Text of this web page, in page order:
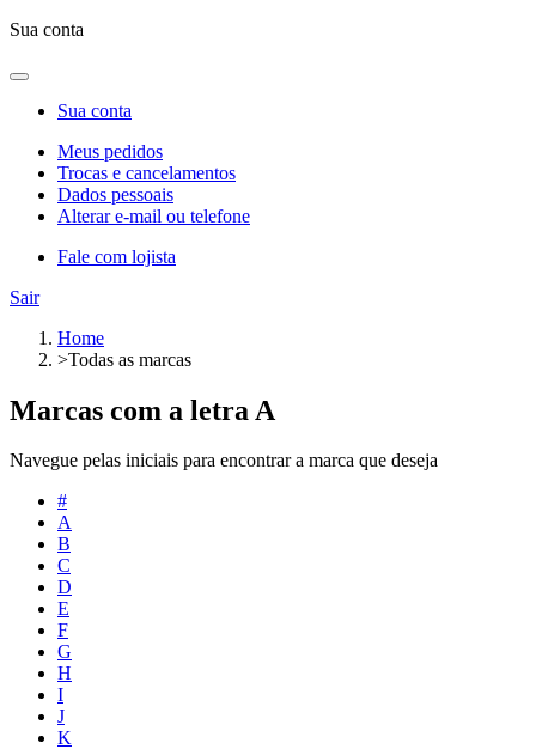
Sua conta
Sua conta
Meus pedidos
Trocas e cancelamentos
Dados pessoais
Alterar e-mail ou telefone
Fale com lojista
Sair
Home
>Todas as marcas
Marcas com a letra A
Navegue pelas iniciais para encontrar a marca que deseja
#
A
B
C
D
E
F
G
H
I
J
K